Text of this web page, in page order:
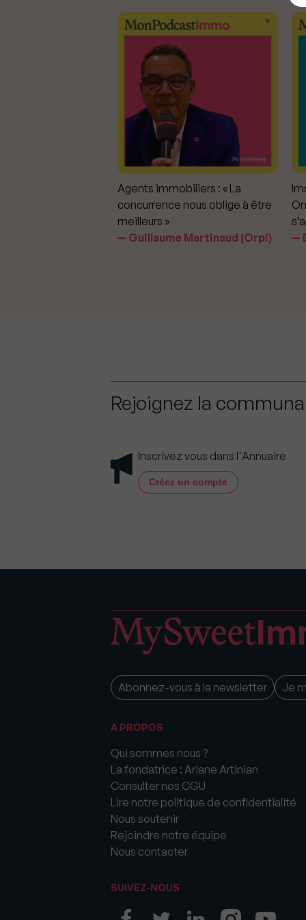
Agents immobiliers : « La
concurrence nous oblige à être
meilleurs »
Guillaume Martinaud (Orpi)
Rejoignez la
Inscrivez vous dans l'Annuaire
Créez un compte
Abonnez-vous à la newsletter Je
A PROPOS
Qui sommes nous ?
La fondatrice : Ariane Artinian
Consulter nos CGU
Lire notre politique de confidentialité
Nous soutenir
Rejoindre notre équipe
Nous contacter
SUIVEZ-NOUS